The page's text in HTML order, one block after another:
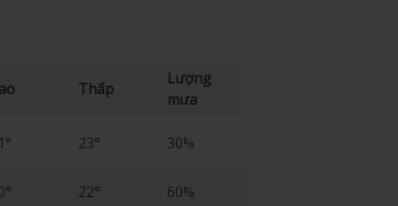
Thấp
Lượng
mưa
23° 30%
22° 60%